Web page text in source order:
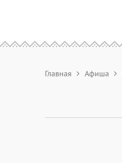
Главная Афиша